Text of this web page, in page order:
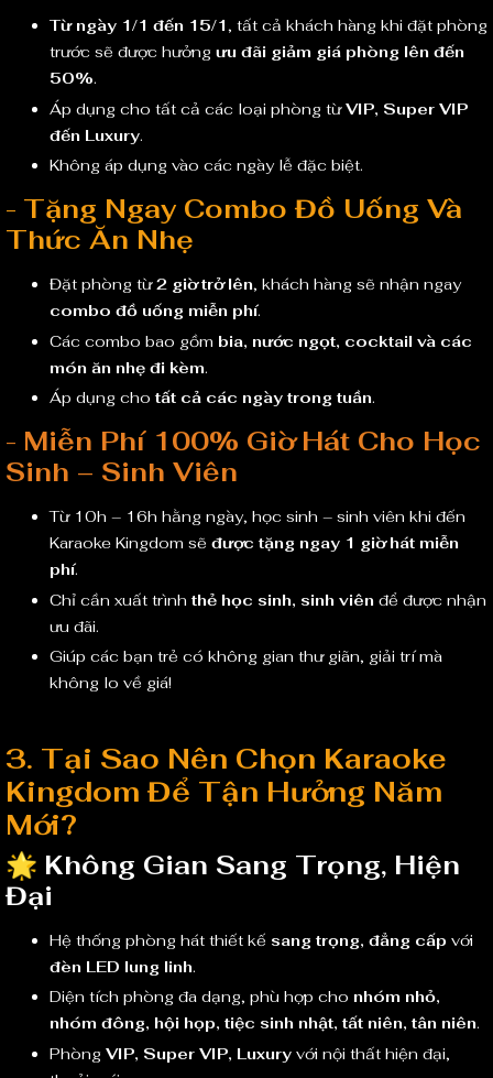
Từ ngày 1/1 đến 15/1, tất cả khách hàng khi đặt phòng
trước sẽ được hưởng ưu đãi giảm giá phòng lên đến
50%.
Áp dụng cho tất cả các loại phòng từVIP, Super VIP
đến Luxury.
Không áp dụng vào các ngày lễ đặc biệt.
- Tặng Ngay Combo Đồ Uống Và
Thức Ăn Nhẹ
Đặt phòng từ2 giờ trở lên, khách hàng sẽ nhận ngay
combo đồ uống miễn phí.
Các combo bao gồm bia, nước ngọt, cocktail và các
món ăn nhẹ đi kèm.
Áp dụng cho tất cả các ngày trong tuần.
- Miễn Phí 100% Giờ Hát Cho Học
Sinh – Sinh Viên
Từ 10h – 16h hằng ngày, học sinh – sinh viên khi đến
Karaoke Kingdom sẽ được tặng ngay 1 giờ hát miễn
phí.
Chỉ cần xuất trình thẻ học sinh, sinh viên để được nhận
ưu đãi.
Giúp các bạn trẻ có không gian thư giãn, giải trí mà
không lo về giá!
3. Tại Sao Nên Chọn Karaoke
Kingdom Để Tận Hưởng Năm
Mới?
🌟 Không Gian Sang Trọng, Hiện
Đại
Hệ thống phòng hát thiết kế sang trọng, đẳng cấp với
đèn LED lung linh.
Diện tích phòng đa dạng, phù hợp cho nhóm nhỏ,
nhóm đông, hội họp, tiệc sinh nhật, tất niên, tân niên.
Phòng VIP, Super VIP, Luxury với nội thất hiện đại,